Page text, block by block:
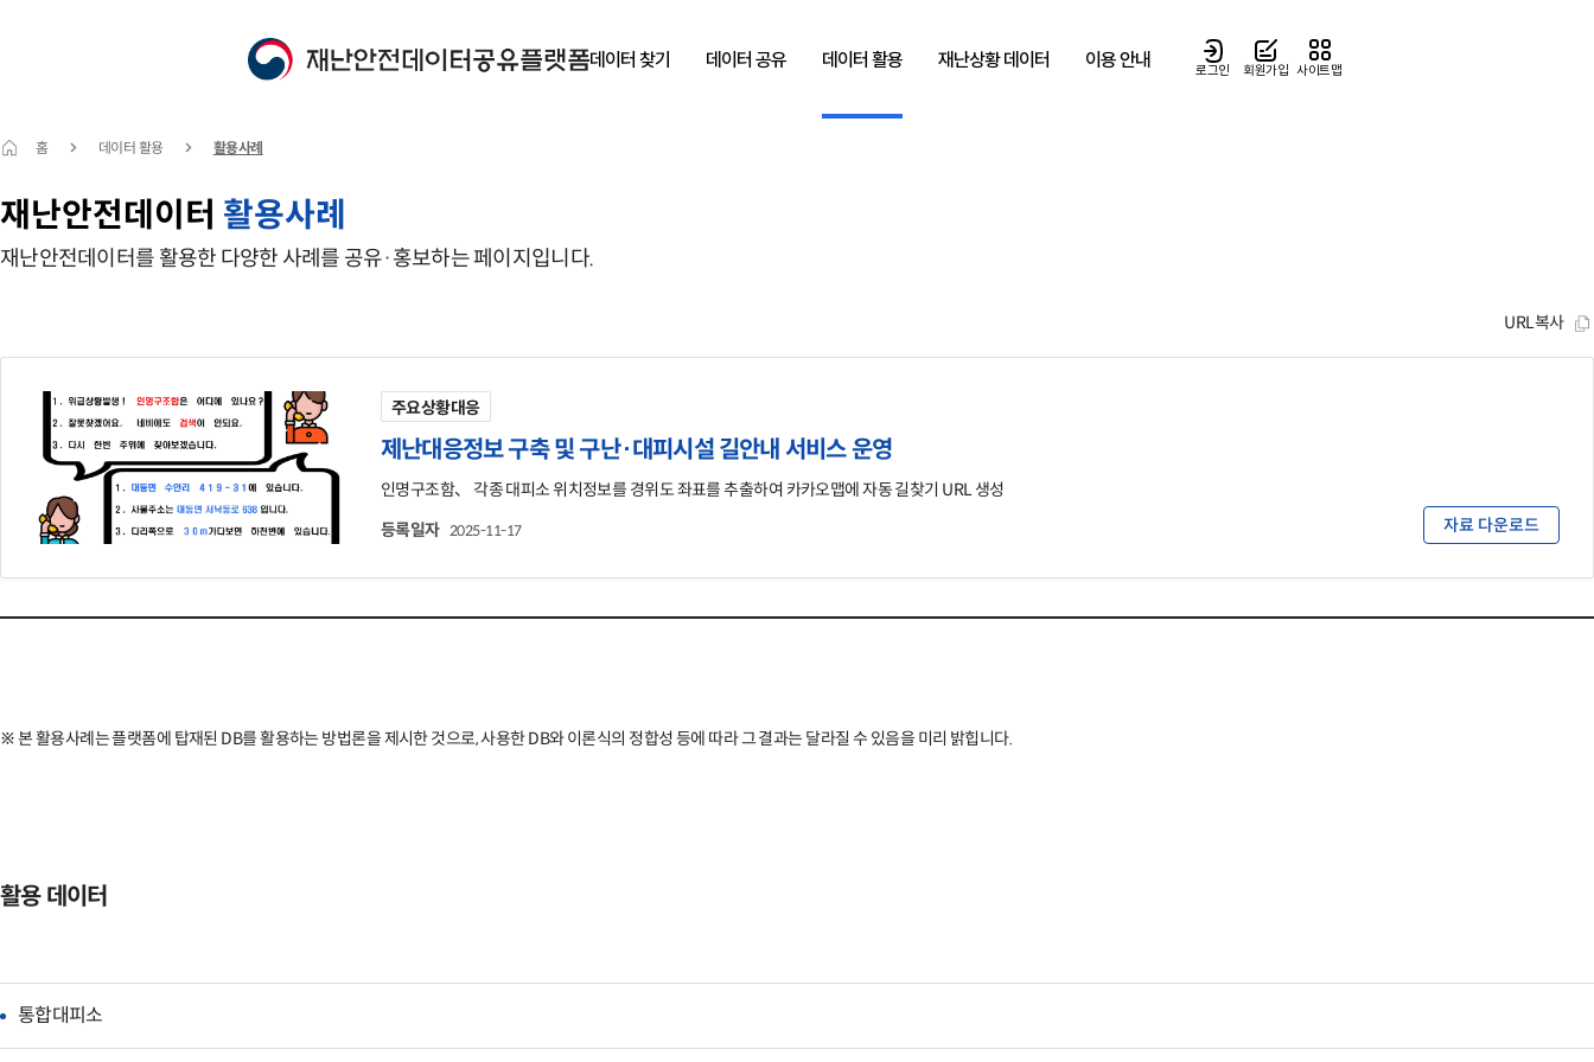
데이터 찾기 데이터 공유 데이터 활용 재난상황 데이터 이용 안내 로그인 회원가입 사이트맵
홈 데이터 활용 활용사례
재난안전데이터 활용사례
재난안전데이터를 활용한 다양한 사례를 공유·홍보하는 페이지입니다.
URL복사
주요상황대응
제난대응정보 구축 및 구난·대피시설 길안내 서비스 운영
인명구조함、 각종 대피소 위치정보를 경위도 좌표를 추출하여 카카오맵에 자동 길찾기 URL 생성
등록일자
2025-11-17 자료 다운로드
※ 본 활용사례는 플랫폼에 탑재된 DB를 활용하는 방법론을 제시한 것으로, 사용한 DB와 이론식의 정합성 등에 따라 그 결과는 달라질 수 있음을 미리 밝힙니다.
활용 데이터
통합대피소